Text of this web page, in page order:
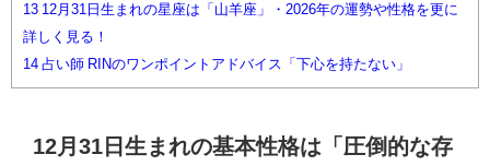
13 12月31日生まれの星座は「山羊座」・2026年の運勢や性格を更に
詳しく見る！
14 占い師 RINのワンポイントアドバイス「下心を持たない」
12月31日生まれの基本性格は「圧倒的な存